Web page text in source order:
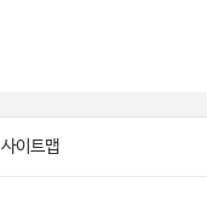
사이트맵